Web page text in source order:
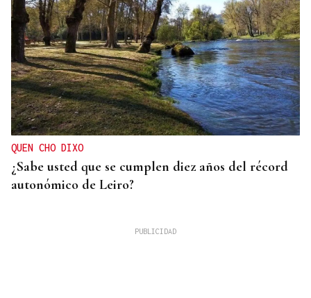
QUEN CHO DIXO
¿Sabe usted que se cumplen diez años del récord
autonómico de Leiro?